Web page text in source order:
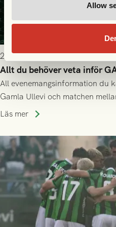
Allow
2026-07-25 9:00
Allt du behöver veta inför
All evenemangsinformation du
Gamla Ullevi och matchen
Allsvenskan! Avspark kl 16.30
Läs mer